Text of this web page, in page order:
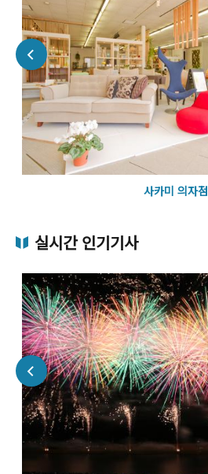
사카미 의자점
실시간 인기기사